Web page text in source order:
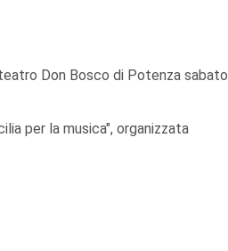
Don Bosco di Potenza sabato
per la musica", organizzata